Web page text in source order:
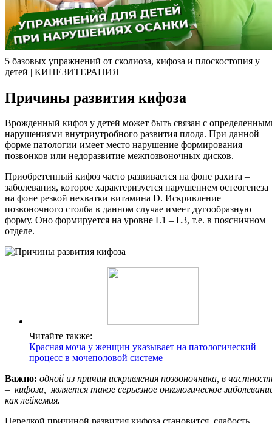
5 базовых упражнений от сколиоза, кифоза и плоскостопия у
детей | КИНЕЗИТЕРАПИЯ
Причины развития кифоза
Врожденный кифоз у детей может быть связан с
нарушениями внутриутробного развития плода. При данной
форме патологии имеет место нарушение формирования
позвонков или недоразвитие межпозвоночных дисков.
Приобретенный кифоз часто развивается на фоне рахита –
заболевания, которое характеризуется нарушением остеогенеза
на фоне резкой нехватки витамина D. Искривление
позвоночного столба в данном случае имеет дугообразную
форму. Оно формируется на уровне L1 – L3, т.е. в поясничном
отделе.
Читайте также:
Красная моча у женщин указывает на патологический
процесс в мочеполовой системе
Важно: одной из причин искривления позвоночника, в
– кифоза, является такое серьезное онкологическое
как лейкемия.